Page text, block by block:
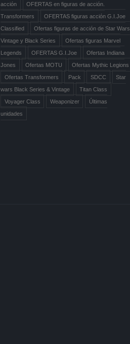
acción
OFERTAS en figuras de acción.
Transformers
OFERTAS figuras acción G.I.Joe
Classified
Ofertas figuras de acción de Star Wars
Vintage y Black Series
Ofertas figuras Marvel
Legends
OFERTAS G.I.Joe
Ofertas Indiana
Jones
Ofertas MOTU
Ofertas Mythic Legions
Ofertas Transformers
Pack SDCC
Star
wars Black Series & Vintage
Titan Class
Voyager Class
Weaponizer
Últimas
unidades